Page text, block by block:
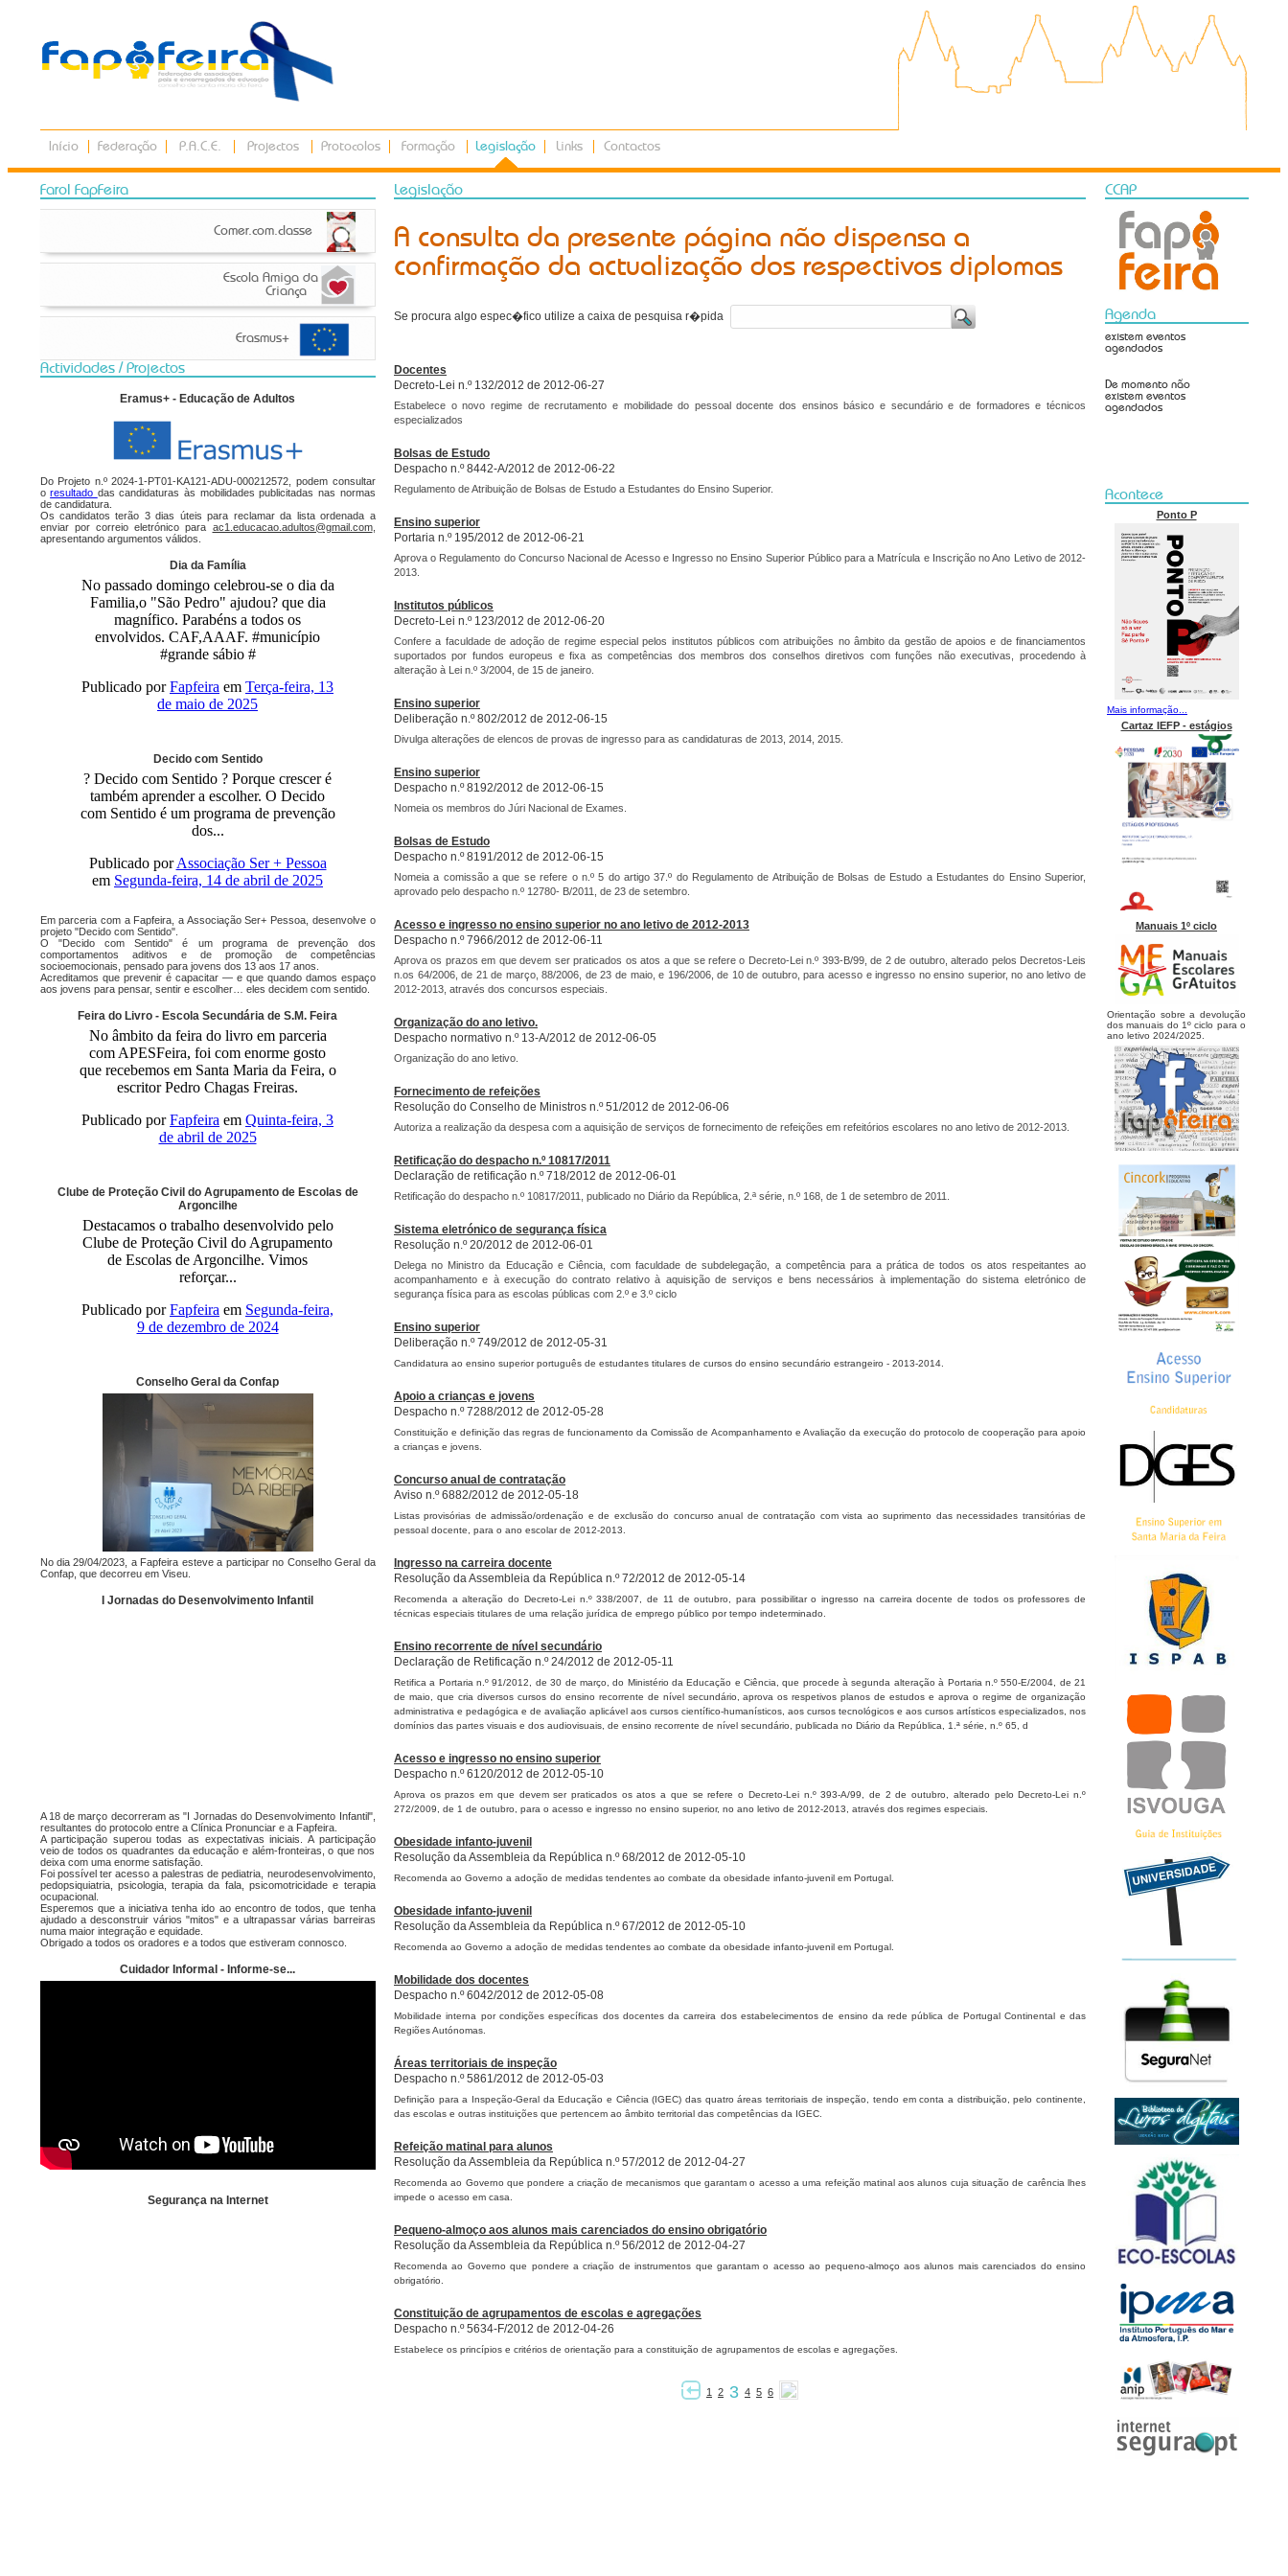
Início Federação P.A.C.E. Projectos Protocolos Formação Legislação Links Contactos
Farol FapFeira
Comer.com.classe
Escola Amiga da
Criança
Erasmus+
Actividades / Projectos
Eramus+ - Educação de Adultos
Do Projeto n.º 2024-1-PT01-KA121-ADU-000212572, podem consultar
oresultado das candidaturas às mobilidades publicitadas nas normas
de candidatura.
Os candidatos terão 3 dias úteis para reclamar da lista ordenada a
enviar por correio eletrónico para ac1.educacao.adultos@gmail.com,
apresentando argumentos válidos.
Dia da Família
No passado domingo celebrou-se o dia da
Familia,o "São Pedro" ajudou? que dia
magnífico. Parabéns a todos os
envolvidos. CAF,AAAF. #município
#grande sábio #
Publicado porFapfeira em Terça-feira, 13
de maio de 2025
Decido com Sentido
? Decido com Sentido ? Porque crescer é
também aprender a escolher. O Decido
com Sentido é um programa de prevenção
dos...
Publicado porAssociação Ser + Pessoa
em Segunda-feira, 14 de abril de 2025
Em parceria com a Fapfeira, a Associação Ser+ Pessoa, desenvolve o
projeto "Decido com Sentido".
O "Decido com Sentido" é um programa de prevenção dos
comportamentos aditivos e de promoção de competências
socioemocionais, pensado para jovens dos 13 aos 17 anos.
Acreditamos que prevenir é capacitar — e que quando damos espaço
aos jovens para pensar, sentir e escolher… eles decidem com sentido.
Feira do Livro - Escola Secundária de S.M. Feira
No âmbito da feira do livro em parceria
com APESFeira, foi com enorme gosto
que recebemos em Santa Maria da Feira, o
escritor Pedro Chagas Freiras.
Publicado porFapfeira em Quinta-feira, 3
de abril de 2025
Clube de Proteção Civil do Agrupamento de Escolas de
Argoncilhe
Destacamos o trabalho desenvolvido pelo
Clube de Proteção Civil do Agrupamento
de Escolas de Argoncilhe. Vimos
reforçar...
Publicado porFapfeira em Segunda-feira,
9 de dezembro de 2024
Conselho Geral da Confap
No dia 29/04/2023, a Fapfeira esteve a participar no Conselho Geral da
Confap, que decorreu em Viseu.
I Jornadas do Desenvolvimento Infantil
A 18 de março decorreram as "I Jornadas do Desenvolvimento Infantil",
resultantes do protocolo entre a Clínica Pronunciar e a Fapfeira.
A participação superou todas as expectativas iniciais. A participação
veio de todos os quadrantes da educação e além-fronteiras, o que nos
deixa com uma enorme satisfação.
Foi possível ter acesso a palestras de pediatria, neurodesenvolvimento,
pedopsiquiatria, psicologia, terapia da fala, psicomotricidade e terapia
ocupacional.
Esperemos que a iniciativa tenha ido ao encontro de todos, que tenha
ajudado a desconstruir vários "mitos" e a ultrapassar várias barreiras
numa maior integração e equidade.
Obrigado a todos os oradores e a todos que estiveram connosco.
Cuidador Informal - Informe-se...
Segurança na Internet
Legislação
A consulta da presente página não dispensa a
confirmação da actualização dos respectivos diplomas
Se procura algo espec�fico utilize a caixa de pesquisa r�pida
Docentes
Decreto-Lei n.º 132/2012 de 2012-06-27
Estabelece o novo regime de recrutamento e mobilidade do pessoal docente dos ensinos básico e secundário e de formadores e técnicos
especializados
Bolsas de Estudo
Despacho n.º 8442-A/2012 de 2012-06-22
Regulamento de Atribuição de Bolsas de Estudo a Estudantes do Ensino Superior.
Ensino superior
Portaria n.º 195/2012 de 2012-06-21
Aprova o Regulamento do Concurso Nacional de Acesso e Ingresso no Ensino Superior Público para a Matrícula e Inscrição no Ano Letivo de 2012-
2013.
Institutos públicos
Decreto-Lei n.º 123/2012 de 2012-06-20
Confere a faculdade de adoção de regime especial pelos institutos públicos com atribuições no âmbito da gestão de apoios e de financiamentos
suportados por fundos europeus e fixa as competências dos membros dos conselhos diretivos com funções não executivas, procedendo à
alteração à Lei n.º 3/2004, de 15 de janeiro.
Ensino superior
Deliberação n.º 802/2012 de 2012-06-15
Divulga alterações de elencos de provas de ingresso para as candidaturas de 2013, 2014, 2015.
Ensino superior
Despacho n.º 8192/2012 de 2012-06-15
Nomeia os membros do Júri Nacional de Exames.
Bolsas de Estudo
Despacho n.º 8191/2012 de 2012-06-15
Nomeia a comissão a que se refere o n.º 5 do artigo 37.º do Regulamento de Atribuição de Bolsas de Estudo a Estudantes do Ensino Superior,
aprovado pelo despacho n.º 12780- B/2011, de 23 de setembro.
Acesso e ingresso no ensino superior no ano letivo de 2012-2013
Despacho n.º 7966/2012 de 2012-06-11
Aprova os prazos em que devem ser praticados os atos a que se refere o Decreto-Lei n.º 393-B/99, de 2 de outubro, alterado pelos Decretos-Leis
n.os 64/2006, de 21 de março, 88/2006, de 23 de maio, e 196/2006, de 10 de outubro, para acesso e ingresso no ensino superior, no ano letivo de
2012-2013, através dos concursos especiais.
Organização do ano letivo.
Despacho normativo n.º 13-A/2012 de 2012-06-05
Organização do ano letivo.
Fornecimento de refeições
Resolução do Conselho de Ministros n.º 51/2012 de 2012-06-06
Autoriza a realização da despesa com a aquisição de serviços de fornecimento de refeições em refeitórios escolares no ano letivo de 2012-2013.
Retificação do despacho n.º 10817/2011
Declaração de retificação n.º 718/2012 de 2012-06-01
Retificação do despacho n.º 10817/2011, publicado no Diário da República, 2.ª série, n.º 168, de 1 de setembro de 2011.
Sistema eletrónico de segurança física
Resolução n.º 20/2012 de 2012-06-01
Delega no Ministro da Educação e Ciência, com faculdade de subdelegação, a competência para a prática de todos os atos respeitantes ao
acompanhamento e à execução do contrato relativo à aquisição de serviços e bens necessários à implementação do sistema eletrónico de
segurança física para as escolas públicas com 2.º e 3.º ciclo
Ensino superior
Deliberação n.º 749/2012 de 2012-05-31
Candidatura ao ensino superior português de estudantes titulares de cursos do ensino secundário estrangeiro - 2013-2014.
Apoio a crianças e jovens
Despacho n.º 7288/2012 de 2012-05-28
Constituição e definição das regras de funcionamento da Comissão de Acompanhamento e Avaliação da execução do protocolo de cooperação para apoio
a crianças e jovens.
Concurso anual de contratação
Aviso n.º 6882/2012 de 2012-05-18
Listas provisórias de admissão/ordenação e de exclusão do concurso anual de contratação com vista ao suprimento das necessidades transitórias de
pessoal docente, para o ano escolar de 2012-2013.
Ingresso na carreira docente
Resolução da Assembleia da República n.º 72/2012 de 2012-05-14
Recomenda a alteração do Decreto-Lei n.º 338/2007, de 11 de outubro, para possibilitar o ingresso na carreira docente de todos os professores de
técnicas especiais titulares de uma relação jurídica de emprego público por tempo indeterminado.
Ensino recorrente de nível secundário
Declaração de Retificação n.º 24/2012 de 2012-05-11
Retifica a Portaria n.º 91/2012, de 30 de março, do Ministério da Educação e Ciência, que procede à segunda alteração à Portaria n.º 550-E/2004, de 21
de maio, que cria diversos cursos do ensino recorrente de nível secundário, aprova os respetivos planos de estudos e aprova o regime de organização
administrativa e pedagógica e de avaliação aplicável aos cursos científico-humanísticos, aos cursos tecnológicos e aos cursos artísticos especializados, nos
domínios das partes visuais e dos audiovisuais, de ensino recorrente de nível secundário, publicada no Diário da República, 1.ª série, n.º 65, d
Acesso e ingresso no ensino superior
Despacho n.º 6120/2012 de 2012-05-10
Aprova os prazos em que devem ser praticados os atos a que se refere o Decreto-Lei n.º 393-A/99, de 2 de outubro, alterado pelo Decreto-Lei n.º
272/2009, de 1 de outubro, para o acesso e ingresso no ensino superior, no ano letivo de 2012-2013, através dos regimes especiais.
Obesidade infanto-juvenil
Resolução da Assembleia da República n.º 68/2012 de 2012-05-10
Recomenda ao Governo a adoção de medidas tendentes ao combate da obesidade infanto-juvenil em Portugal.
Obesidade infanto-juvenil
Resolução da Assembleia da República n.º 67/2012 de 2012-05-10
Recomenda ao Governo a adoção de medidas tendentes ao combate da obesidade infanto-juvenil em Portugal.
Mobilidade dos docentes
Despacho n.º 6042/2012 de 2012-05-08
Mobilidade interna por condições específicas dos docentes da carreira dos estabelecimentos de ensino da rede pública de Portugal Continental e das
Regiões Autónomas.
Áreas territoriais de inspeção
Despacho n.º 5861/2012 de 2012-05-03
Definição para a Inspeção-Geral da Educação e Ciência (IGEC) das quatro áreas territoriais de inspeção, tendo em conta a distribuição, pelo continente,
das escolas e outras instituições que pertencem ao âmbito territorial das competências da IGEC.
Refeição matinal para alunos
Resolução da Assembleia da República n.º 57/2012 de 2012-04-27
Recomenda ao Governo que pondere a criação de mecanismos que garantam o acesso a uma refeição matinal aos alunos cuja situação de carência lhes
impede o acesso em casa.
Pequeno-almoço aos alunos mais carenciados do ensino obrigatório
Resolução da Assembleia da República n.º 56/2012 de 2012-04-27
Recomenda ao Governo que pondere a criação de instrumentos que garantam o acesso ao pequeno-almoço aos alunos mais carenciados do ensino
obrigatório.
Constituição de agrupamentos de escolas e agregações
Despacho n.º 5634-F/2012 de 2012-04-26
Estabelece os princípios e critérios de orientação para a constituição de agrupamentos de escolas e agregações.
1 2 3 4 5 6
CCAP
Agenda
De momento não
existem eventos
agendados
existem eventos
agendados
Acontece
Ponto P
Mais informação...
Cartaz IEFP - estágios
Manuais 1º ciclo
Orientação sobre a devolução
dos manuais do 1º ciclo para o
ano letivo 2024/2025.